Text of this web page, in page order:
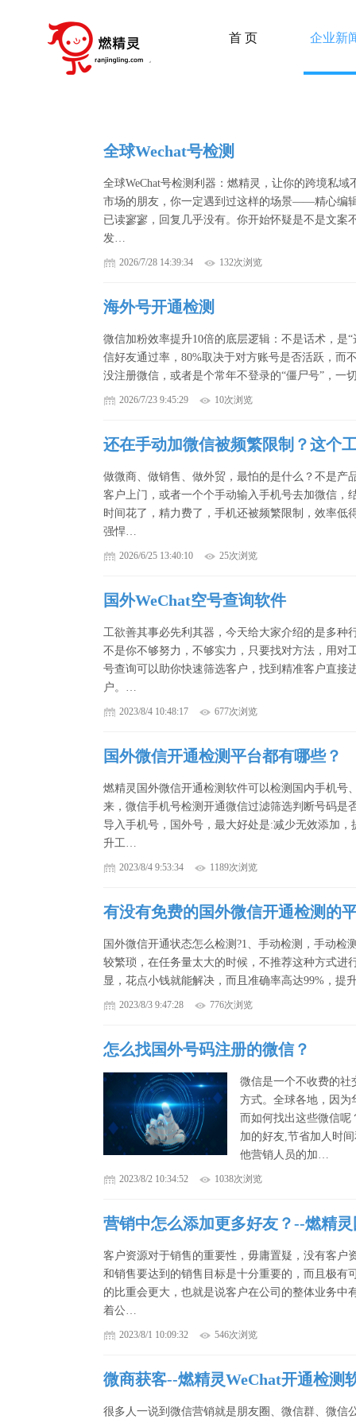
首 页 企业新
全球Wechat号检测
全球WeChat号检测利器：燃精灵，让你的跨境私
市场的朋友，你一定遇到过这样的场景——精心编
已读寥寥，回复几乎没有。你开始怀疑是不是文案
发…
2026/7/28 14:39:34 132次浏览
海外号开通检测
微信加粉效率提升10倍的底层逻辑：不是话术，是
信好友通过率，80%取决于对方账号是否活跃，而
没注册微信，或者是个常年不登录的“僵尸号”，
2026/7/23 9:45:29 10次浏览
还在手动加微信被频繁限制？这个
做微商、做销售、做外贸，最怕的是什么？不是产
客户上门，或者一个个手动输入手机号去加微信，
时间花了，精力费了，手机还被频繁限制，效率低
强悍…
2026/6/25 13:40:10 25次浏览
国外WeChat空号查询软件
工欲善其事必先利其器，今天给大家介绍的是多种
不是你不够努力，不够实力，只要找对方法，用对
号查询可以助你快速筛选客户，找到精准客户直接
户。…
2023/8/4 10:48:17 677次浏览
国外微信开通检测平台都有哪些？
燃精灵国外微信开通检测软件可以检测国内手机号
来，微信手机号检测开通微信过滤筛选判断号码是
导入手机号，国外号，最大好处是:减少无效添加
升工…
2023/8/4 9:53:34 1189次浏览
有没有免费的国外微信开通检测的
国外微信开通状态怎么检测?1、手动检测，手动
较繁琐，在任务量太大的时候，不推荐这种方式进
显，花点小钱就能解决，而且准确率高达99%，提
2023/8/3 9:47:28 776次浏览
怎么找国外号码注册的微信？
微信是一个不收费的社
方式。全球各地，因为
而如何找出这些微信
加的好友,节省加人时
他营销人员的加…
2023/8/2 10:34:52 1038次浏览
营销中怎么添加更多好友？--燃精
客户资源对于销售的重要性，毋庸置疑，没有客户
和销售要达到的销售目标是十分重要的，而且极有
的比重会更大，也就是说客户在公司的整体业务中
着公…
2023/8/1 10:09:32 546次浏览
微商获客--燃精灵WeChat开通检测
很多人一说到微信营销就是朋友圈、微信群、微信